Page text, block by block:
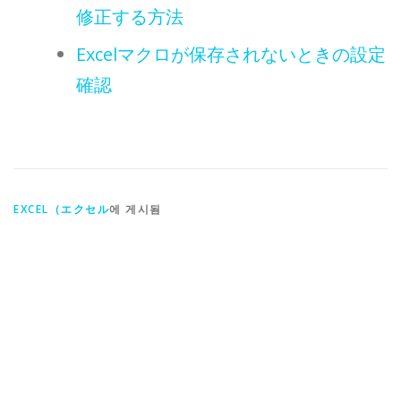
修正する方法
Excelマクロが保存されないときの設定
確認
EXCEL（エクセル에 게시됨